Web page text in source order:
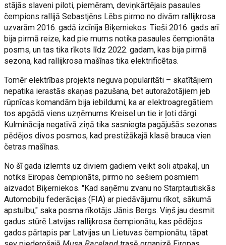
stājās slaveni piloti, piemēram, deviņkārtējais pasaules
čempions rallijā Sebastjēns Lēbs pirmo no divām rallijkrosa
uzvarām 2016. gadā izcīnīja Biķerniekos. Tieši 2016. gads arī
bija pirmā reize, kad pie mums notika pasaules čempionāta
posms, un tas tika rīkots līdz 2022. gadam, kas bija pirmā
sezona, kad rallijkrosa mašīnas tika elektrificētas.
Tomēr elektrības projekts neguva popularitāti – skatītājiem
nepatika ierastās skaņas pazušana, bet autoražotājiem jeb
rūpnīcas komandām bija iebildumi, ka ar elektroagregātiem
tos apgādā viens uzņēmums Kreisel un tie ir ļoti dārgi.
Kulminācija negatīvā ziņā tika sasniegta pagājušās sezonas
pēdējos divos posmos, kad prestižākajā klasē brauca vien
četras mašīnas.
No šī gada izlemts uz diviem gadiem veikt soli atpakaļ, un
notiks Eiropas čempionāts, pirmo no sešiem posmiem
aizvadot Biķerniekos. "Kad saņēmu zvanu no Starptautiskās
Automobiļu federācijas (FIA) ar piedāvājumu rīkot, sākumā
apstulbu," saka posma rīkotājs Jānis Bergs. Viņš jau desmit
gadus stūrē Latvijas rallijkrosa čempionātu, kas pēdējos
gados pārtapis par Latvijas un Lietuvas čempionātu, tāpat